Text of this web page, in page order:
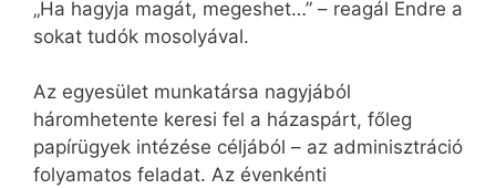
„Ha hagyja magát, megeshet…” – reagál Endre a
sokat tudók mosolyával.
Az egyesület munkatársa nagyjából
háromhetente keresi fel a házaspárt, főleg
papírügyek intézése céljából – az adminisztráció
folyamatos feladat. Az évenkénti